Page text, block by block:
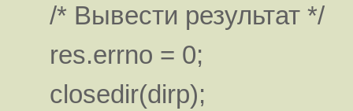
/* Вывести результат */
res.errno = 0;
closedir(dirp);